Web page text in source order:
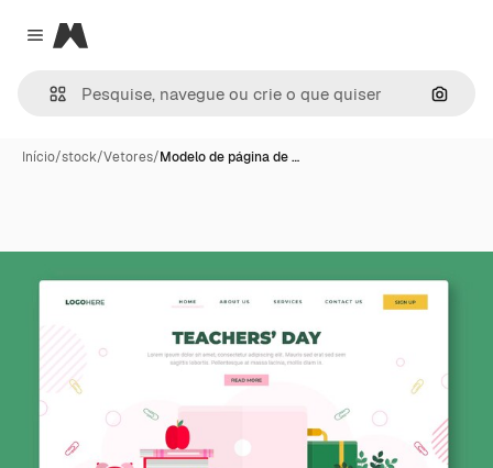
Close menu
Magnific
Início/stock/Vetores/Modelo de página de …